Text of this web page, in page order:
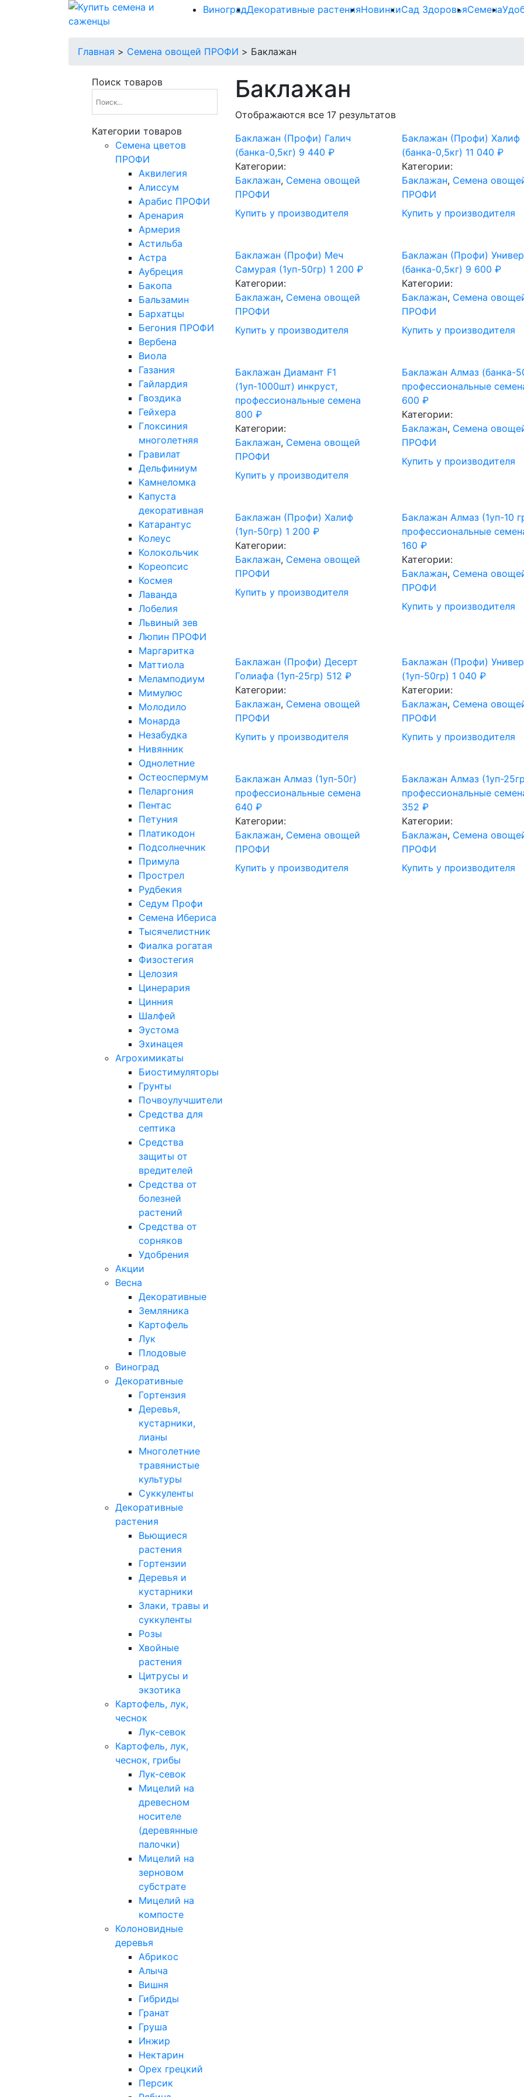
ВиноградДекоративные растенияНовинкиСад ЗдоровьяСемена
Главная > Семена овощей ПРОФИ > Баклажан
Поиск товаров
Категории товаров
Cемена цветов
ПРОФИ
Аквилегия
Алиссум
Арабис ПРОФИ
Аренария
Армерия
Астильба
Астра
Аубреция
Бакопа
Бальзамин
Бархатцы
Бегония ПРОФИ
Вербена
Виола
Газания
Гайлардия
Гвоздика
Гейхера
Глоксиния
многолетняя
Гравилат
Дельфиниум
Камнеломка
Капуста
декоративная
Катарантус
Колеус
Колокольчик
Кореопсис
Космея
Лаванда
Лобелия
Львиный зев
Люпин ПРОФИ
Маргаритка
Маттиола
Меламподиум
Мимулюс
Молодило
Монарда
Незабудка
Нивянник
Однолетние
Остеоспермум
Пеларгония
Пентас
Петуния
Платикодон
Подсолнечник
Примула
Прострел
Рудбекия
Седум Профи
Семена Ибериса
Тысячелистник
Фиалка рогатая
Физостегия
Целозия
Цинерария
Цинния
Шалфей
Эустома
Эхинацея
Агрохимикаты
Биостимуляторы
Грунты
Почвоулучшители
Средства для
септика
Средства
защиты от
вредителей
Средства от
болезней
растений
Средства от
сорняков
Удобрения
Акции
Весна
Декоративные
Земляника
Картофель
Лук
Плодовые
Виноград
Декоративные
Гортензия
Деревья,
кустарники,
лианы
Многолетние
травянистые
культуры
Суккуленты
Декоративные
растения
Вьющиеся
растения
Гортензии
Деревья и
кустарники
Злаки, травы и
суккуленты
Розы
Хвойные
растения
Цитрусы и
экзотика
Картофель, лук,
чеснок
Лук-севок
Картофель, лук,
чеснок, грибы
Лук-севок
Мицелий на
древесном
носителе
(деревянные
палочки)
Мицелий на
зерновом
субстрате
Мицелий на
компосте
Колоновидные
деревья
Абрикос
Алыча
Вишня
Гибриды
Гранат
Груша
Инжир
Нектарин
Орех грецкий
Персик
Баклажан
Отображаются все 17 результатов
Баклажан (Профи) Галич
(банка-0,5кг) 9 440 ₽
Категории:
Баклажан, Семена овощей
ПРОФИ
Купить у производителя
Баклажан (Профи) Халиф
(банка-0,5кг) 11 040₽
Категории:
Баклажан, Семена
ПРОФИ
Купить у производителя
Баклажан (Профи) Меч
Самурая (1уп-50гр) 1 200 ₽
Категории:
Баклажан, Семена овощей
ПРОФИ
Купить у производителя
Баклажан (Профи)
(банка-0,5кг) 9 600₽
Категории:
Баклажан, Семена
ПРОФИ
Купить у производителя
Баклажан Диамант F1
(1уп-1000шт) инкруст,
профессиональные семена
800 ₽
Категории:
Баклажан, Семена овощей
ПРОФИ
Купить у производителя
Баклажан Алмаз (банка-
профессиональные
600₽
Категории:
Баклажан, Семена
ПРОФИ
Купить у производителя
Баклажан (Профи) Халиф
(1уп-50гр) 1 200 ₽
Категории:
Баклажан, Семена овощей
ПРОФИ
Купить у производителя
Баклажан Алмаз (1уп-10
профессиональные
160₽
Категории:
Баклажан, Семена
ПРОФИ
Купить у производителя
Баклажан (Профи) Десерт
Голиафа (1уп-25гр) 512 ₽
Категории:
Баклажан, Семена овощей
ПРОФИ
Купить у производителя
Баклажан (Профи)
(1уп-50гр) 1 040₽
Категории:
Баклажан, Семена
ПРОФИ
Купить у производителя
Баклажан Алмаз (1уп-50г)
профессиональные семена
640 ₽
Категории:
Баклажан, Семена овощей
ПРОФИ
Купить у производителя
Баклажан Алмаз (1уп-
профессиональные
352₽
Категории:
Баклажан, Семена
ПРОФИ
Купить у производителя